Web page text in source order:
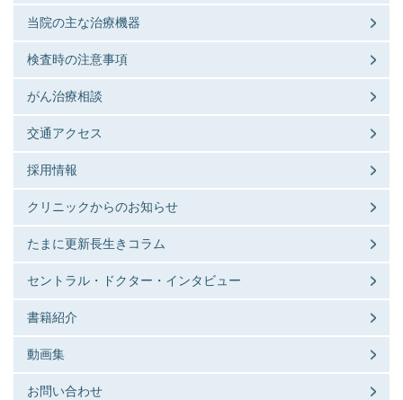
当院の主な治療機器
検査時の注意事項
がん治療相談
交通アクセス
採用情報
クリニックからのお知らせ
たまに更新長生きコラム
セントラル・ドクター・インタビュー
書籍紹介
動画集
お問い合わせ